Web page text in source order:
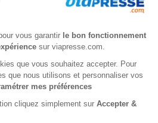
d’anniversaire
libre
:7€00
puis 4,50 € par n°